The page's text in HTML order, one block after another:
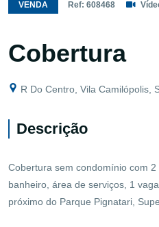
VENDA Ref: 608468
Cobertura
R Do Centro, Vila Camilópolis,
Descrição
Cobertura sem condomínio com
banheiro, área de serviços, 1
próximo do Parque Pignatari,